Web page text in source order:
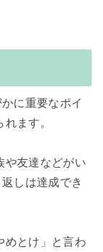
に重要なポイ
ます。
や友達などがい
しは達成でき
めとけ」と言わ